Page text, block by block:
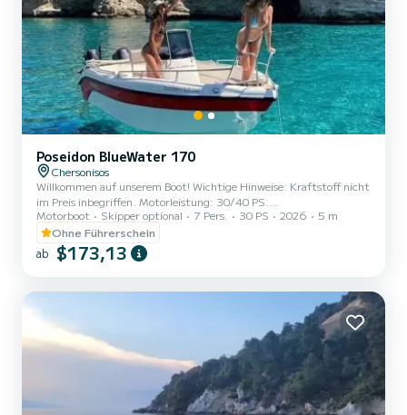
Poseidon BlueWater 170
Chersonisos
Willkommen auf unserem Boot! Wichtige Hinweise: Kraftstoff nicht
im Preis inbegriffen. Motorleistung: 30/40 PS.
Vollkaskoversicherung, Selbstbehalt von 600 Euro!
Motorboot Skipper optional 7 Pers. 30 PS 2026
5 m
Ohne Führerschein
ab $173,13